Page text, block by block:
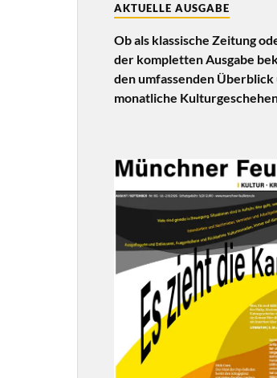
AKTUELLE AUSGABE
Ob als klassische Zeitung
der kompletten Ausgabe
den umfassenden Überblick
monatliche